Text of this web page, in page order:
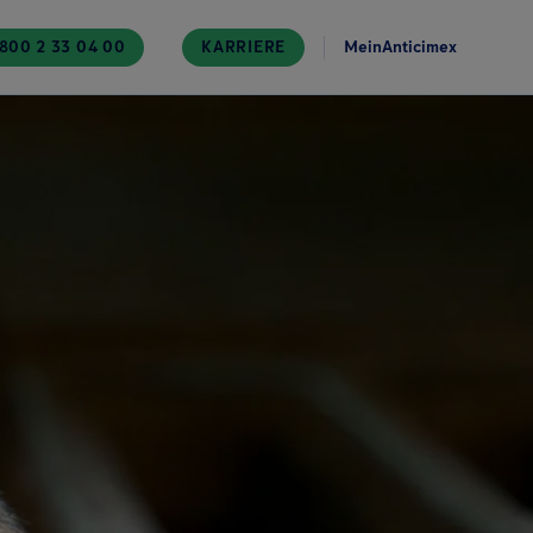
2 33 04 00 KARRIERE MeinAnticimex